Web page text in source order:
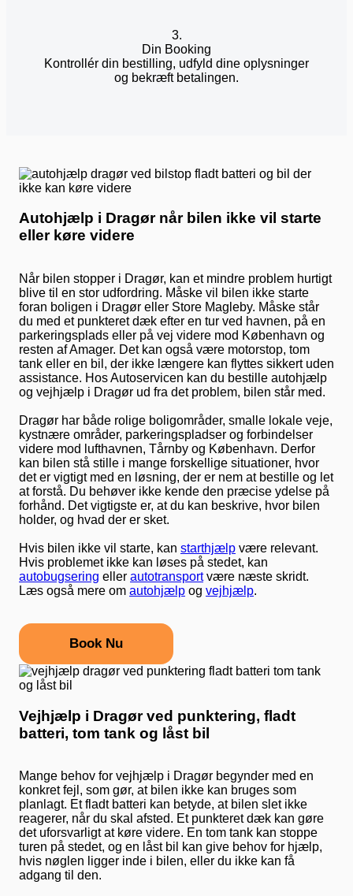
3.
Din Booking
Kontrollér din bestilling, udfyld dine oplysninger
og bekræft betalingen.
Autohjælp i Dragør når bilen ikke vil starte
eller køre videre
Når bilen stopper i Dragør, kan et mindre problem hurtigt
blive til en stor udfordring. Måske vil bilen ikke starte
foran boligen i Dragør eller Store Magleby. Måske står
du med et punkteret dæk efter en tur ved havnen, på en
parkeringsplads eller på vej videre mod København og
resten af Amager. Det kan også være motorstop, tom
tank eller en bil, der ikke længere kan flyttes sikkert uden
assistance. Hos Autoservicen kan du bestille autohjælp
og vejhjælp i Dragør ud fra det problem, bilen står med.
Dragør har både rolige boligområder, smalle lokale veje,
kystnære områder, parkeringspladser og forbindelser
videre mod lufthavnen, Tårnby og København. Derfor
kan bilen stå stille i mange forskellige situationer, hvor
det er vigtigt med en løsning, der er nem at bestille og let
at forstå. Du behøver ikke kende den præcise ydelse på
forhånd. Det vigtigste er, at du kan beskrive, hvor bilen
holder, og hvad der er sket.
Hvis bilen ikke vil starte, kan starthjælp være relevant.
Hvis problemet ikke kan løses på stedet, kan
autobugsering eller autotransportvære næste skridt.
Læs også mere om autohjælp og vejhjælp.
Book Nu
Vejhjælp i Dragør ved punktering, fladt
batteri, tom tank og låst bil
Mange behov for vejhjælp i Dragør begynder med en
konkret fejl, som gør, at bilen ikke kan bruges som
planlagt. Et fladt batteri kan betyde, at bilen slet ikke
reagerer, når du skal afsted. Et punkteret dæk kan gøre
det uforsvarligt at køre videre. En tom tank kan stoppe
turen på stedet, og en låst bil kan give behov for hjælp,
hvis nøglen ligger inde i bilen, eller du ikke kan få
adgang til den.